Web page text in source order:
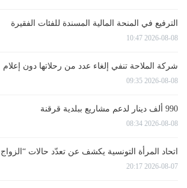
الترفيع في المنحة المالية المسندة للفئات الفقيرة
2026-08-08 10:47
شركة الملاحة تنفي إلغاء عدد من رحلاتها دون
2026-08-08 09:35
990 ألف دينار لدعم مشاريع ببلدية قرقنة
2026-08-08 08:34
اتحاد المرأة التونسية يكشف عن تعدّد حالات
2026-08-07 20:17